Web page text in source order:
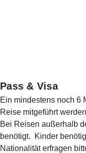
Pass & Visa
Ein mindestens noch 6
Reise mitgeführt
Bei Reisen außerhalb
benötigt. Kinder
Nationalität erfragen